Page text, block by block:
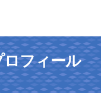
フィール